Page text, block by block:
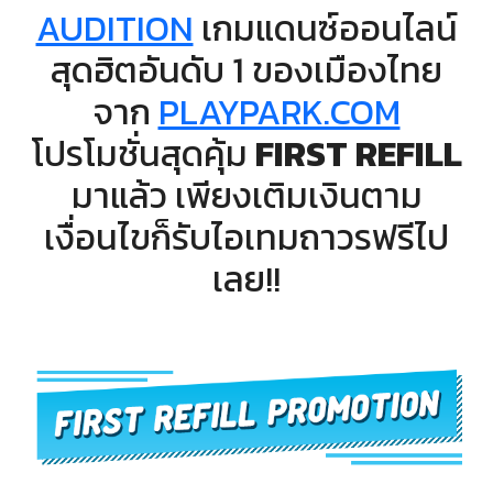
AUDITIONเกมแดนซ์ออนไลน์
สุดฮิตอันดับ 1 ของเมืองไทย
จากPLAYPARK.COM
โปรโมชั่นสุดคุ้ม FIRST REFILL
มาแล้ว เพียงเติมเงินตาม
เงื่อนไขก็รับไอเทมถาวรฟรีไป
เลย!!